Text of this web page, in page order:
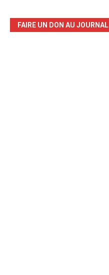
FAIRE UN DON AU JOURNAL